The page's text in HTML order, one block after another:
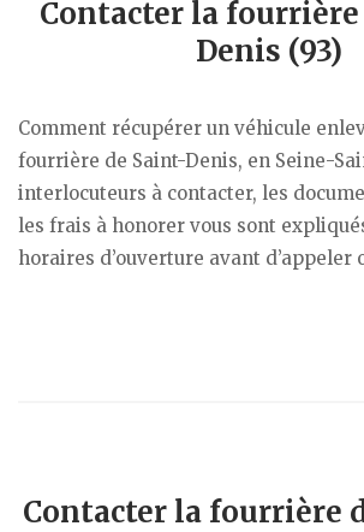
Contacter la
Denis (93)
Comment récupérer un véhicule
fourrière de Saint-Denis, en Seine-
interlocuteurs à contacter, les
les frais à honorer vous sont
horaires d’ouverture avant d’appeler
Contacter la fourrière